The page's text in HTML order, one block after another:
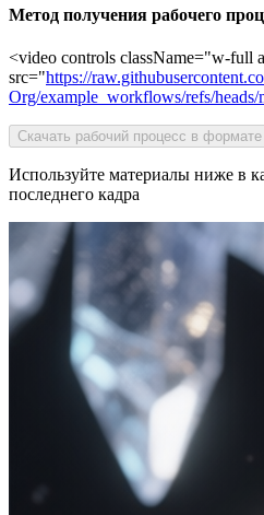
Метод получения рабочего
<video controls className="w-full
src="https://
Org/example_workflows/refs/
Скачать рабочий процесс в
Используйте материалы ниже в
последнего кадра